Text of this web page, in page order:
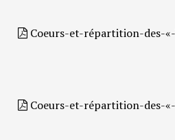
Coeurs-et-répartition-des-
Coeurs-et-répartition-des-